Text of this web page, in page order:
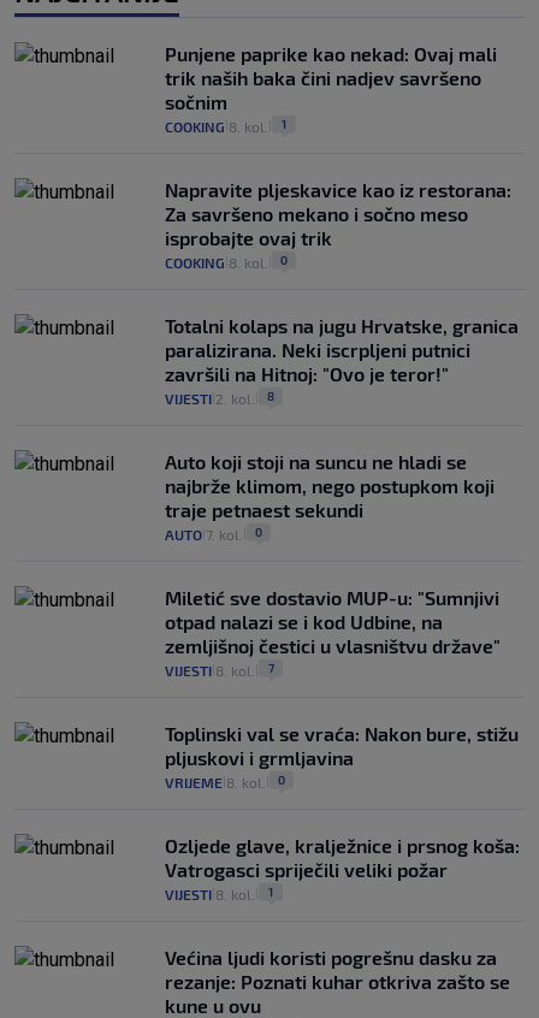
Punjene paprike kao nekad: Ovaj mali
trik naših baka čini nadjev savršeno
sočnim
COOKING 8. kol. 1
Napravite pljeskavice kao iz restorana:
Za savršeno mekano i sočno meso
isprobajte ovaj trik
COOKING 8. kol. 0
Totalni kolaps na jugu Hrvatske, granica
paralizirana. Neki iscrpljeni putnici
završili na Hitnoj: "Ovo je teror!"
VIJESTI 2. kol. 8
Auto koji stoji na suncu ne hladi se
najbrže klimom, nego postupkom koji
traje petnaest sekundi
AUTO 7. kol. 0
Miletić sve dostavio MUP-u: "Sumnjivi
otpad nalazi se i kod Udbine, na
zemljišnoj čestici u vlasništvu države"
VIJESTI 8. kol. 7
Toplinski val se vraća: Nakon bure, stižu
pljuskovi i grmljavina
VRIJEME 8. kol. 0
Ozljede glave, kralježnice i prsnog koša:
Vatrogasci spriječili veliki požar
VIJESTI 8. kol. 1
Većina ljudi koristi pogrešnu dasku za
rezanje: Poznati kuhar otkriva zašto se
kune u ovu